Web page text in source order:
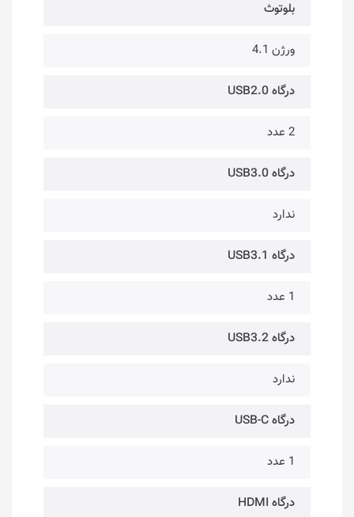
بلوتوث
ورژن 4.1
درگاه USB2.0
2 عدد
درگاه USB3.0
ندارد
درگاه USB3.1
1 عدد
درگاه USB3.2
ندارد
درگاه USB-C
1 عدد
درگاه HDMI